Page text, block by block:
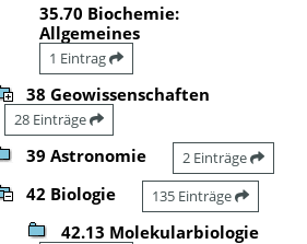
35.70 Biochemie:
Allgemeines
1 Eintrag
38 Geowissenschaften
28 Einträge
39 Astronomie 2 Einträge
42 Biologie 135 Einträge
42.13 Molekularbiologie